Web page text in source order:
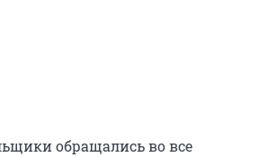
обращались во все